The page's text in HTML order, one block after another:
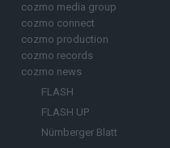
cozmo media group
cozmo connect
cozmo production
cozmo records
cozmo news
FLASH
FLASH UP
Nürnberger Blatt